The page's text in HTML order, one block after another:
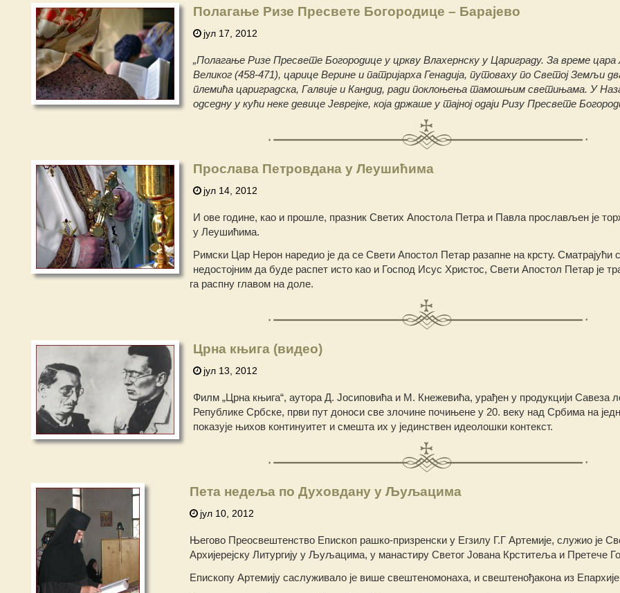
Полагање Ризе Пресвете Богородице – Барајево
јул 17, 2012
„Полагање Ризе Пресвете Богородице у цркву Влахернску у Цариграду. За време цара
Великог (458-471), царице Верине и патријарха Генадија, путоваху по Светој Земљи
племића цариградска, Галвије и Кандид, ради поклоњења тамошњим светињама. У
одседну у кући неке девице Јеврејке, која држаше у тајној одаји Ризу Пресвете
Прослава Петровдана у Леушићима
јул 14, 2012
И ове године, као и прошле, празник Светих Апостола Петра и Павла прослављен је
у Леушићима.
Римски Цар Нерон наредио је да се Свети Апостол Петар разапне на крсту. Сматрајући
недостојним да буде распет исто као и Господ Исус Христос, Свети Апостол Петар је
га распну главом на доле.
Црна књига (видео)
јул 13, 2012
Филм „Црна књига“, аутора Д. Јосиповића и М. Кнежевића, урађен у продукцији Савеза
Републике Србске, први пут доноси све злочине почињене у 20. веку над Србима на
показује њихов континуитет и смешта их у јединствен идеолошки контекст.
Пета недеља по Духовдану у Љуљацима
јул 10, 2012
Његово Преосвештенство Епископ рашко-призренски у Егзилу Г.Г Артемије, служио је
Архијерејску Литургију у Љуљацима, у манастиру Светог Јована Крститеља и Претече
Епископу Артемију саслуживало је више свештеномонаха, и свештенођакона из